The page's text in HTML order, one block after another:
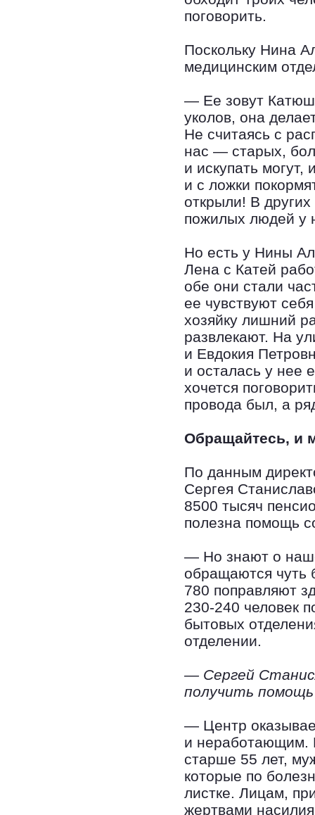
поговорить.
Поскольку Нина
медицинским
— Ее зовут
уколов, она
Не считаясь с
нас — старых,
и искупать могут,
и с ложки
открыли! В
пожилых людей у
Но есть у Нины
Лена с Катей
обе они стали
ее чувствуют
хозяйку лишний
развлекают. На
и Евдокия
и осталась у нее
хочется
провода был, а
Обращайтесь, и
По данным
Сергея
8500 тысяч
полезна помощь
— Но знают о
обращаются чуть
780 поправляют
230-240 человек
бытовых
отделении.
— Сергей
получить
— Центр
и
старше 55 лет,
которые по
листке. Лицам,
жертвами